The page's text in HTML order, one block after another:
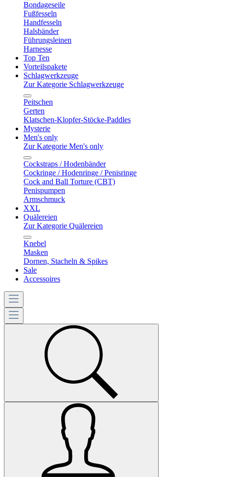
Bondageseile
Fußfesseln
Handfesseln
Halsbänder
Führungsleinen
Harnesse
Top Ten
Vorteilspakete
Schlagwerkzeuge
Zur Kategorie Schlagwerkzeuge
Peitschen
Gerten
Klatschen-Klopfer-Stöcke-Paddles
Mysterie
Men's only
Zur Kategorie Men's only
Cockstraps / Hodenbänder
Cockringe / Hodenringe / Penisringe
Cock and Ball Torture (CBT)
Penispumpen
Armschmuck
XXL
Quälereien
Zur Kategorie Quälereien
Knebel
Masken
Dornen, Stacheln & Spikes
Sale
Accessoires